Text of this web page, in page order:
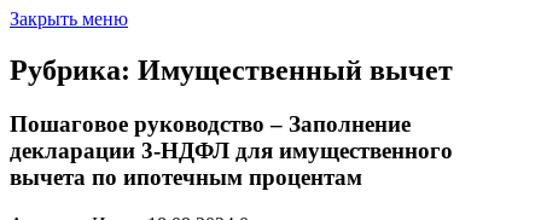
Закрыть меню
Рубрика: Имущественный вычет
Пошаговое руководство – Заполнение
декларации 3-НДФЛ для имущественного
вычета по ипотечным процентам